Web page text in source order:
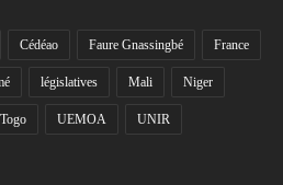
Cédéao Faure Gnassingbé France
législatives Mali Niger
Togo UEMOA UNIR